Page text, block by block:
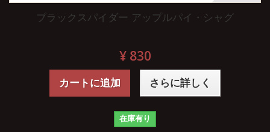
ブラックスパイダー アップルパイ・シャグ
¥ 830
カートに追加 さらに詳しく
在庫有り